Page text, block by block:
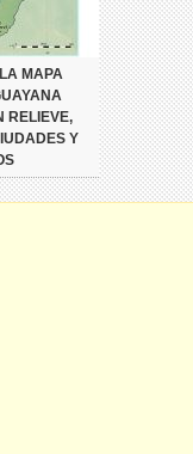
MAPA
RELIEVE,
Y